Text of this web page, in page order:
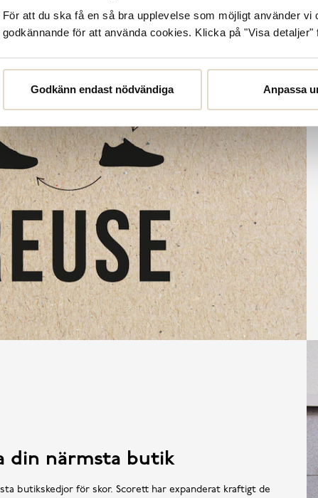
För att du ska få en så bra upplevelse som möjligt använder
godkännande för att använda cookies. Klicka på "Visa
Godkänn endast nödvändiga Anpassa
din närmsta butik
butikskedjor för skor. Scorett har expanderat kraftigt de